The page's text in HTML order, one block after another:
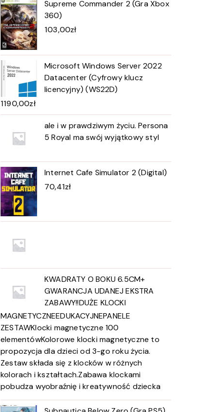
Supreme Commander 2 (Gra Xbox
360)
103,00zł
Microsoft Windows Server 2022
Datacenter (Cyfrowy klucz
licencyjny) (WS22D)
1190,00zł
ale i w prawdziwym życiu. Persona
5 Royal ma swój wyjątkowy styl
Internet Cafe Simulator 2 (Digital)
70,41zł
KWADRATY O BOKU 6.5CM+
GWARANCJA UDANEJ EKSTRA
ZABAWY!!DUŻE KLOCKI
MAGNETYCZNEEDUKACYJNEPANELE
ZESTAWKlocki magnetyczne 100
elementówKolorowe klocki magnetyczne to
propozycja dla dzieci od 3-go roku życia.
Zestaw składa się z klocków w różnych
kolorach i kształtach.Zabawa klockami
pobudza wyobraźnię i kreatywność dziecka